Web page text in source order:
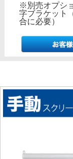
※別売オプシ
字ブラケット
合に必要）